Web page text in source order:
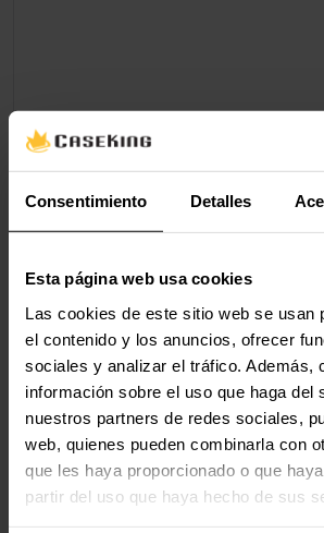
Consentimiento Detalles
Esta página web usa cookies
Las cookies de este sitio web se usan
el contenido y los anuncios, ofrecer
sociales y analizar el tráfico. Además,
información sobre el uso que haga del
nuestros partners de redes sociales,
web, quienes pueden combinarla con
que les haya proporcionado o que
partir del uso que haya hecho de sus